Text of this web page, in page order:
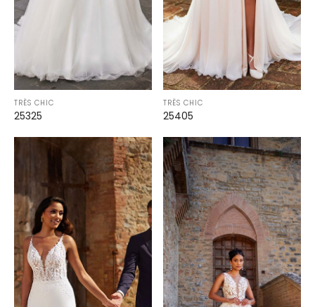
TRÈS CHIC
25325
TRÈS CHIC
25405